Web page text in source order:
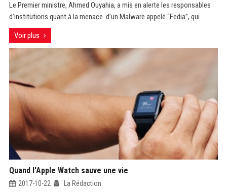
Le Premier ministre, Ahmed Ouyahia, a mis en alerte les responsables
d’institutions quant à la menace d’un Malware appelé “Fedia”, qui ...
Voir plus
Quand l'Apple Watch sauve une vie
2017-10-22 La Rédaction